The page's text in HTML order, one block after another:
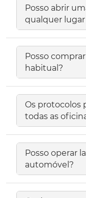
Posso abrir
qualquer
Posso
habitual?
Os protocolos
todas as
Posso operar
automóvel?